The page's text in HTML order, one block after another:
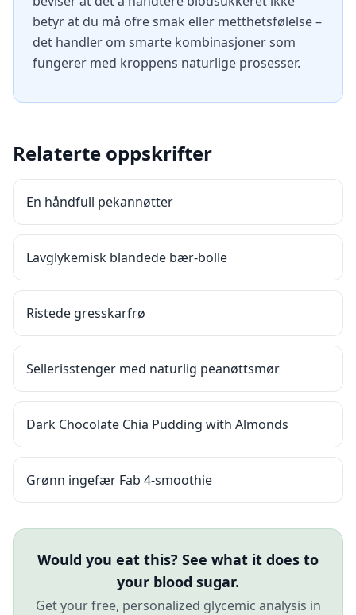
betyr at du må ofre smak eller metthetsfølelse –
det handler om smarte kombinasjoner som
fungerer med kroppens naturlige prosesser.
Relaterte oppskrifter
En håndfull pekannøtter
Lavglykemisk blandede bær-bolle
Ristede gresskarfrø
Sellerisstenger med naturlig peanøttsmør
Dark Chocolate Chia Pudding with Almonds
Grønn ingefær Fab 4-smoothie
Would you eat this? See what it does to
your blood sugar.
Get your free, personalized glycemic analysis in